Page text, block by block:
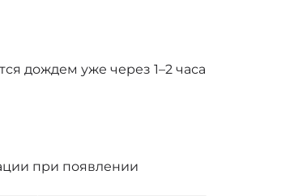
дождем уже через 1–2 часа
при появлении